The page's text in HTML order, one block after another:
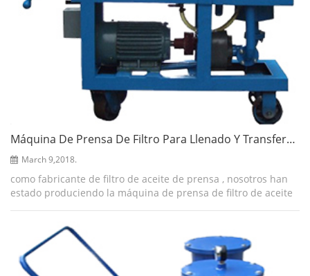
Máquina De Prensa De Filtro Para Llenado Y Transferencia De Aceite De Transformador
March 9,2018.
como fabricante de filtro de aceite de prensa , nosotros han
estado produciendo la máquina de prensa de filtro de aceite